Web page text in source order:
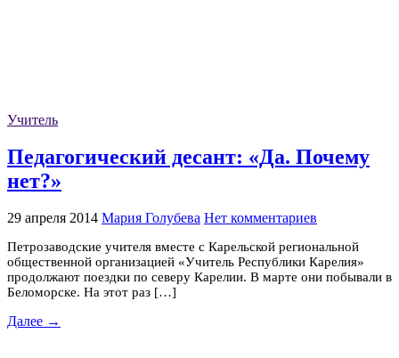
Учитель
Педагогический десант: «Да. Почему
нет?»
29 апреля 2014 Мария Голубева Нет комментариев
Петрозаводские учителя вместе с Карельской региональной
общественной организацией «Учитель Республики Карелия»
продолжают поездки по северу Карелии. В марте они побывали в
Беломорске. На этот раз […]
Далее →